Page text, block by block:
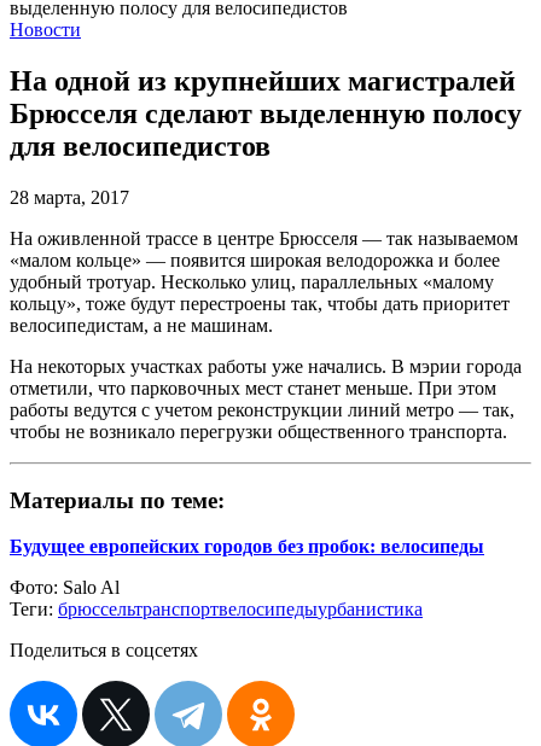
Новости
На одной из крупнейших магистралей
Брюсселя сделают выделенную полосу
для велосипедистов
28 марта, 2017
На оживленной трассе в центре Брюсселя — так называемом
«малом кольце» — появится широкая велодорожка и более
удобный тротуар. Несколько улиц, параллельных «малому
кольцу», тоже будут перестроены так, чтобы дать приоритет
велосипедистам, а не машинам.
На некоторых участках работы уже начались. В мэрии города
отметили, что парковочных мест станет меньше. При этом
работы ведутся с учетом реконструкции линий метро — так,
чтобы не возникало перегрузки общественного транспорта.
Материалы по теме:
Будущее европейских городов без пробок: велосипеды
Фото: Salo Al
Теги: брюссельтранспортвелосипедыурбанистика
Поделиться в соцсетях